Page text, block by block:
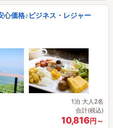
心価格♪ビジネス・レジャー
1泊 大人2名
合計(税込)
10,816円～